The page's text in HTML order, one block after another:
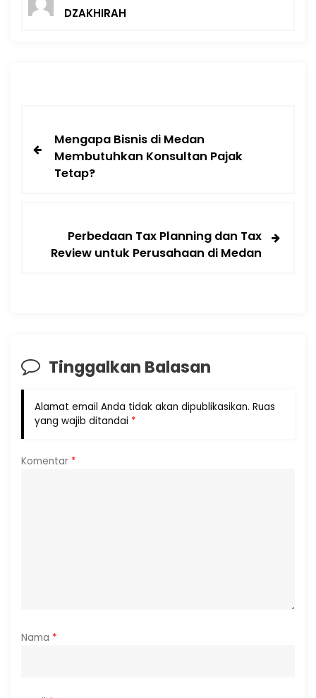
DZAKHIRAH
Mengapa Bisnis di Medan
Membutuhkan Konsultan Pajak
Tetap?
Perbedaan Tax Planning dan Tax
Review untuk Perusahaan di Medan
Tinggalkan Balasan
Alamat email Anda tidak akan dipublikasikan. Ruas
yang wajib ditandai *
Komentar *
Nama *